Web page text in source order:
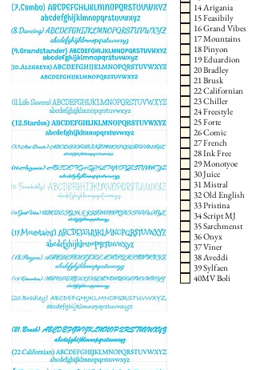
14 Arigania
15 Feasibily
16 Grand Vibes
17 Mountains
18 Pinyon
19 Eduardion
20 Bradley
21 Brusk
22 Californian
23 Chiller
24 Freestyle
25 Forte
26 Comic
27 French
28 Ink Free
29 Monotyoe
30 Juice
31 Mistral
32 Old English
33 Pristina
34 Script MJ
35 Sarchmenst
36 Onyx
37 Viner
38 Aveddi
39 Sylfaen
40MV Boli